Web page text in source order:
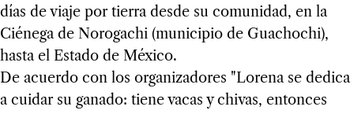
días de viaje por tierra desde su comunidad, en la
Ciénega de Norogachi (municipio de Guachochi),
hasta el Estado de México.
De acuerdo con los organizadores "Lorena se dedica
a cuidar su ganado: tiene vacas y chivas, entonces